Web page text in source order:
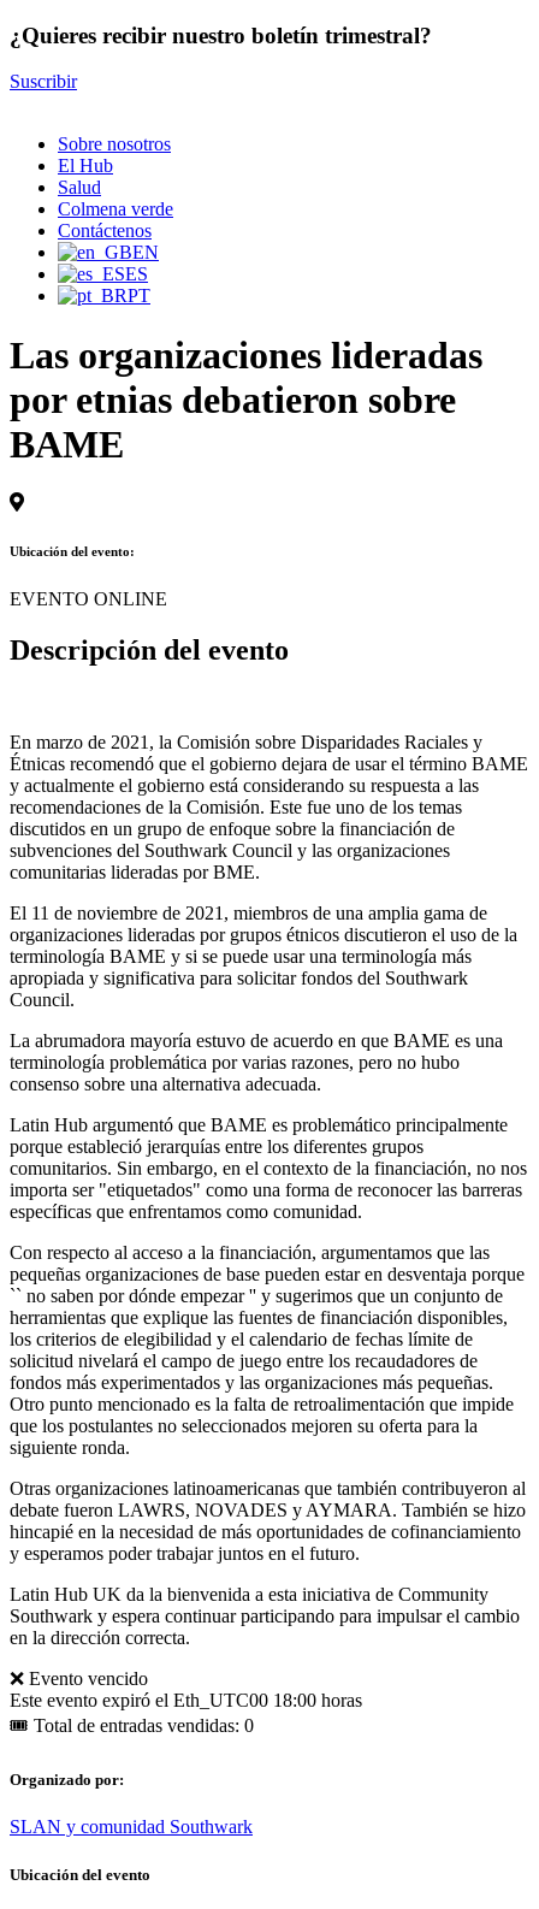
¿Quieres recibir nuestro boletín trimestral?
Suscribir
Sobre nosotros
El Hub
Salud
Colmena verde
Contáctenos
EN
ES
PT
Las organizaciones lideradas
por etnias debatieron sobre
BAME
Ubicación del evento:
EVENTO ONLINE
Descripción del evento
En marzo de 2021, la Comisión sobre Disparidades Raciales y
Étnicas recomendó que el gobierno dejara de usar el término BAME
y actualmente el gobierno está considerando su respuesta a las
recomendaciones de la Comisión. Este fue uno de los temas
discutidos en un grupo de enfoque sobre la financiación de
subvenciones del Southwark Council y las organizaciones
comunitarias lideradas por BME.
El 11 de noviembre de 2021, miembros de una amplia gama de
organizaciones lideradas por grupos étnicos discutieron el uso de la
terminología BAME y si se puede usar una terminología más
apropiada y significativa para solicitar fondos del Southwark
Council.
La abrumadora mayoría estuvo de acuerdo en que BAME es una
terminología problemática por varias razones, pero no hubo
consenso sobre una alternativa adecuada.
Latin Hub argumentó que BAME es problemático principalmente
porque estableció jerarquías entre los diferentes grupos
comunitarios. Sin embargo, en el contexto de la financiación, no nos
importa ser "etiquetados" como una forma de reconocer las barreras
específicas que enfrentamos como comunidad.
Con respecto al acceso a la financiación, argumentamos que las
pequeñas organizaciones de base pueden estar en desventaja porque
`` no saben por dónde empezar '' y sugerimos que un conjunto de
herramientas que explique las fuentes de financiación disponibles,
los criterios de elegibilidad y el calendario de fechas límite de
solicitud nivelará el campo de juego entre los recaudadores de
fondos más experimentados y las organizaciones más pequeñas.
Otro punto mencionado es la falta de retroalimentación que impide
que los postulantes no seleccionados mejoren su oferta para la
siguiente ronda.
Otras organizaciones latinoamericanas que también contribuyeron al
debate fueron LAWRS, NOVADES y AYMARA. También se hizo
hincapié en la necesidad de más oportunidades de cofinanciamiento
y esperamos poder trabajar juntos en el futuro.
Latin Hub UK da la bienvenida a esta iniciativa de Community
Southwark y espera continuar participando para impulsar el cambio
en la dirección correcta.
❌ Evento vencido
Este evento expiró el Eth_UTC00 18:00 horas
🎟 Total de entradas vendidas: 0
Organizado por:
SLAN y comunidad Southwark
Ubicación del evento